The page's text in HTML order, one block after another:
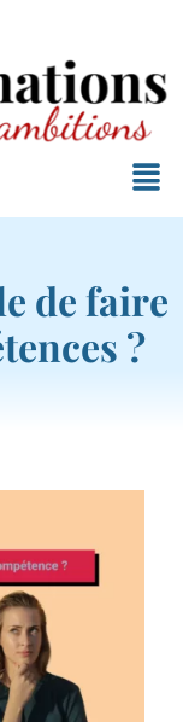
de faire
?